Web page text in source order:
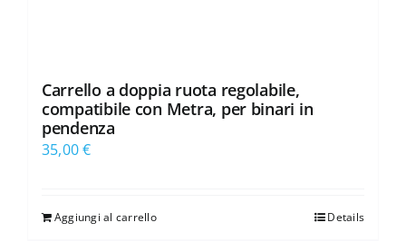
Carrello a doppia ruota regolabile,
compatibile con Metra, per binari in
pendenza
35,00€
Aggiungi al carrello Details